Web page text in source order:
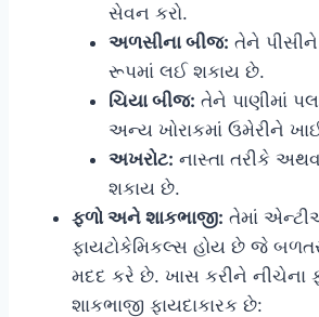
સેવન કરો.
અળસીના બીજ: તેને
રૂપમાં લઈ શકાય છે.
ચિયા બીજ: તેને પાણીમાં
અન્ય ખોરાકમાં ઉમેરીને
અખરોટ: નાસ્તા તરીકે
શકાય છે.
ફળો અને શાકભાજી: તેમાં
ફાયટોકેમિકલ્સ હોય છે જે
મદદ કરે છે. ખાસ કરીને નીચેના
શાકભાજી ફાયદાકારક છે: